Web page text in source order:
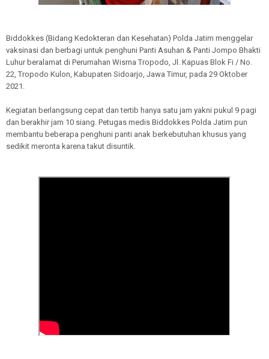
Biddokkes (Bidang Kedokteran dan Kesehatan) Polda Jatim menggelar
vaksinasi dan berbagi untuk penghuni Panti Asuhan & Panti Jompo Bhakti
Luhur beralamat di Perumahan Wisma Tropodo, Jl. Kapuas Blok Fi / No.
22, Tropodo Kulon, Kabupaten Sidoarjo, Jawa Timur, pada 29 Oktober
2021.
Kegiatan berlangsung cepat dan tertib hanya satu jam yakni pukul 9 pagi
dan berakhir jam 10 siang. Petugas medis Biddokkes Polda Jatim pun
membantu beberapa penghuni panti anak berkebutuhan khusus yang
sedikit meronta karena takut disuntik.